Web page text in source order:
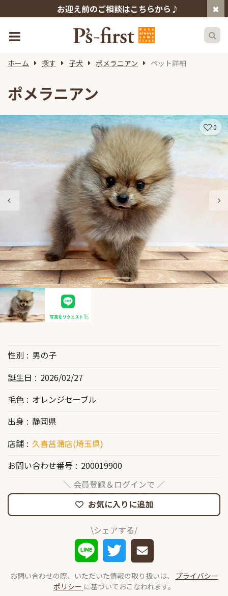
お迎え前のご相談はこちらから♪
ホーム 探す 子犬 ポメラニアン ペット詳細
ポメラニアン
0
性別
男の子
誕生日
2026/02/27
毛色
オレンジセーブル
出身
静岡県
店舗
久喜菖蒲店(埼玉県)
お問い合わせ番号
200019900
＼ 会員登録＆ログインで ／
お気に入りに追加
\シェアする/
お問い合わせの際、いただいた情報の取り扱いは、 プライバシー
ポリシー に基づいておこなわれます。